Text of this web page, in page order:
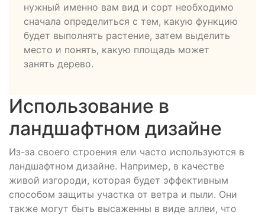
нужный именно вам вид и сорт необходимо
сначала определиться с тем, какую функцию
будет выполнять растение, затем выделить
место и понять, какую площадь может
занять дерево.
Использование в
ландшафтном дизайне
Из-за своего строения ели часто используются в
ландшафтном дизайне. Например, в качестве
живой изгороди, которая будет эффективным
способом защиты участка от ветра и пыли. Они
также могут быть высаженны в виде аллеи, что